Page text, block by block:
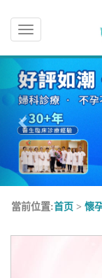
Toggle
navigation
當前位置:首页 > 懷